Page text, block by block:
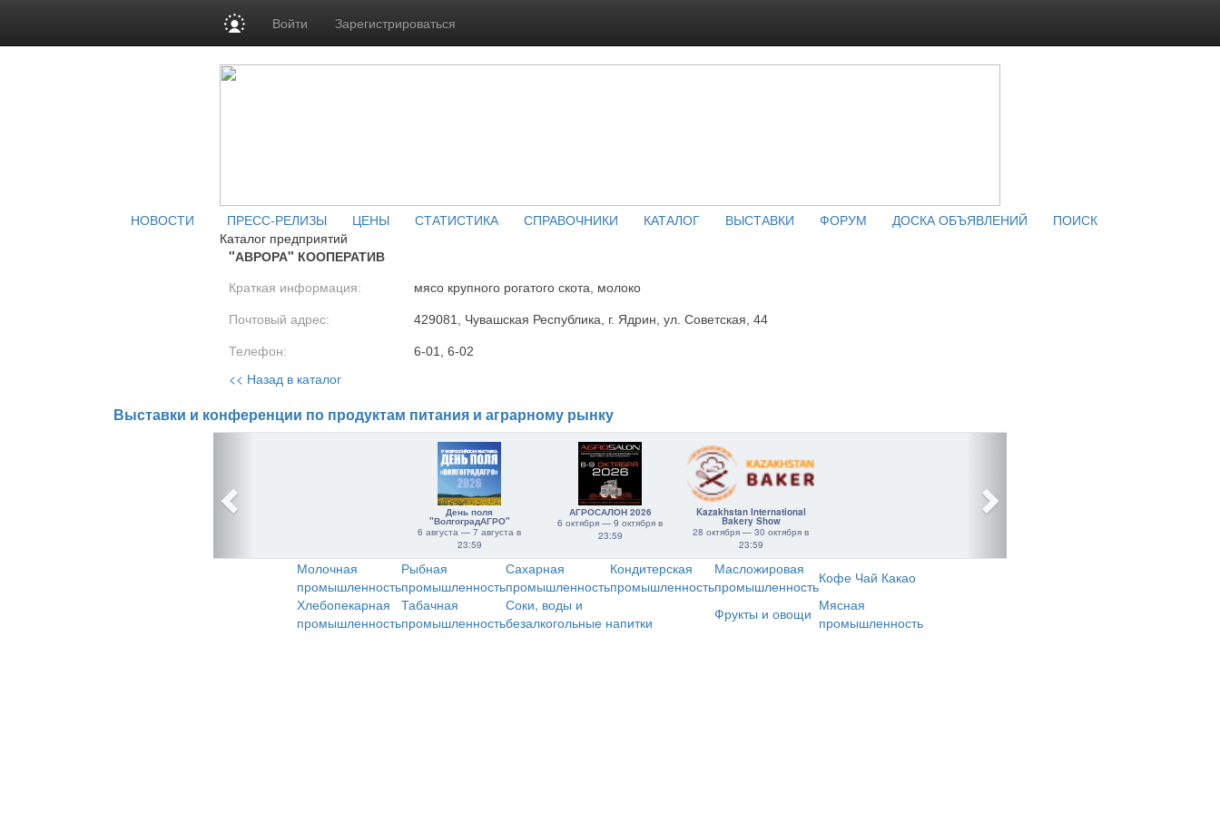
Войти Зарегистрироваться
НОВОСТИ ПРЕСС-РЕЛИЗЫ ЦЕНЫ СТАТИСТИКА СПРАВОЧНИКИ КАТАЛОГ ВЫСТАВКИ ФОРУМ ДОСКА ОБЪЯВЛЕНИЙ
ПОИСК
Каталог предприятий
"АВРОРА" КООПЕРАТИВ
Краткая информация: мясо крупного рогатого скота, молоко
Почтовый адрес: 429081, Чувашская Республика, г. Ядрин, ул. Советская, 44
Телефон: 6-01, 6-02
<< Назад в каталог
Выставки и конференции по продуктам питания и аграрному рынку
День поля
"ВолгоградАГРО"
6 августа — 7 августа в
23:59
АГРОСАЛОН 2026
6 октября — 9 октября в
23:59
Kazakhstan International
Bakery Show
28 октября — 30 октября в
23:59
Молочная
промышленность
Рыбная
промышленность
Сахарная
промышленность
Кондитерская
промышленность
Масложировая
промышленностьКофе Чай Какао
Хлебопекарная
промышленность
Табачная
промышленность
Соки, воды и
безалкогольные напитки
Фрукты и овощи Мясная
промышленность